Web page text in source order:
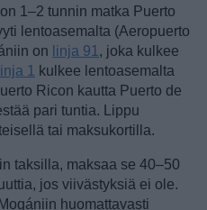
1–2 tunnin matka Puerto
lentoasemalta (Aeropuerto
on linja 91 , joka kulkee
1
kulkee lentoasemalta
Ricon kautta Puerto de
pari tuntia. Lippu
tai maksukortilla.
taksilla, maksaa se 40–50
jos viivästyksiä ei ole.
huomattavasti